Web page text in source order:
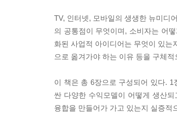
TV, 인터넷, 모바일의 생생한 뉴미디
의 공통점이 무엇이며, 소비자는 어
화된 사업적 아이디어는 무엇이 있
으로 옮겨가야 하는 이유 등을 구체
이 책은 총 6장으로 구성되어 있다.
싼 다양한 수익모델이 어떻게 생산
융합을 만들어가 가고 있는지 실증적